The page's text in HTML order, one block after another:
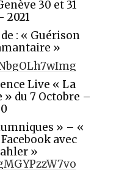
30 et 31
2021
: « Guérison
»
Live « La
» du 7 Octobre –
» – «
avec
»